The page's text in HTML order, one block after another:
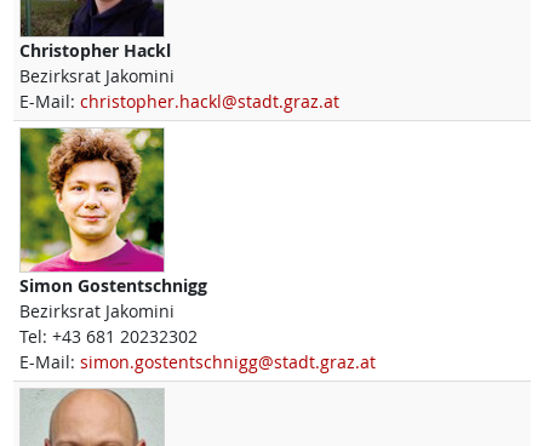
Christopher Hackl
Bezirksrat Jakomini
E-Mail: christopher.hackl@stadt.graz.at
Simon Gostentschnigg
Bezirksrat Jakomini
Tel: +43 681 20232302
E-Mail: simon.gostentschnigg@stadt.graz.at